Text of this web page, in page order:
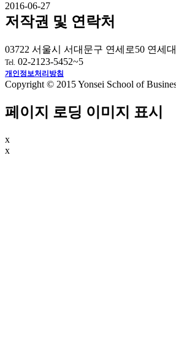
2016-06-27
저작권 및 연락처
03722 서울시 서대문구 연세로50 연세
Tel. 02-2123-5452~5
개인정보처리방침
Copyright © 2015 Yonsei School of
페이지 로딩 이미지 표시
x
x